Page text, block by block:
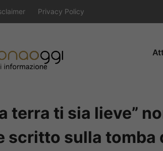
Privacy Policy
terra ti sia lieve”
scritto sulla tomba